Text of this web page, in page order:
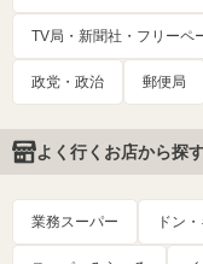
TV局・新聞社・フリーペ
政党・政治 郵便局
よく行くお店から探
業務スーパー ドン